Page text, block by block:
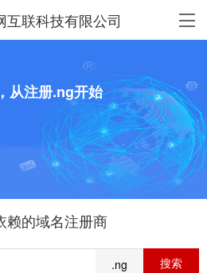
互联科技有限公司
从注册.ng开始
赖的域名注册商
.ng